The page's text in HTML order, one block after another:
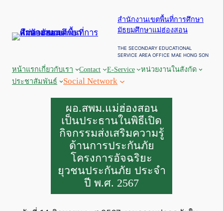
สำนักงานเขตพื้นที่การศึกษา
มัธยมศึกษาแม่ฮ่องสอน
THE SECONDARY EDUCATIONAL
SERVICE AREA OFFICE MAE HONG SON
หน้าแรกเกี่ยวกับเรา Contact E-Service
หน่วยงานในสังกัด
ประชาสัมพันธ์
Social Network
ผอ.สพม.แม่ฮ่องสอน
เป็นประธานในพิธีเปิด
กิจกรรมส่งเสริมความรู้
ด้านการประกันภัย
โครงการอัจฉริยะ
ยุวชนประกันภัย ประจำ
ปี พ.ศ. 2567